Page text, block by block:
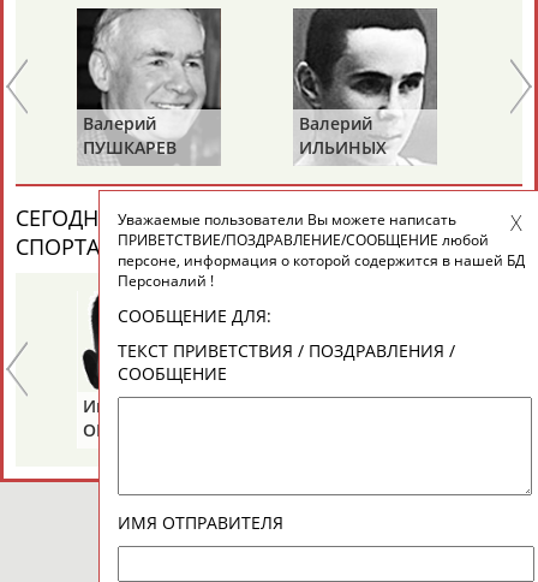
Валерий
ПУШКАРЕВ
Валерий
ИЛЬИНЫХ
СЕГОДНЯ ДЕНЬ ПАМЯТИ У ПЕРСОН ИЗ МИРА
СПОРТА (6 ПЕРСОНАЛИЙ)
ВЕСЬ СПИСОК
Иван
ОГАНОВ
Борис
Уважаемые пользователи Вы можете написать
ПРИВЕТСТВИЕ/ПОЗДРАВЛЕНИЕ/СООБЩЕНИЕ любой
персоне, информация о которой содержится в нашей БД
Персоналий !
СООБЩЕНИЕ ДЛЯ:
ТЕКСТ ПРИВЕТСТВИЯ / ПОЗДРАВЛЕНИЯ /
СООБЩЕНИЕ
ИМЯ ОТПРАВИТЕЛЯ